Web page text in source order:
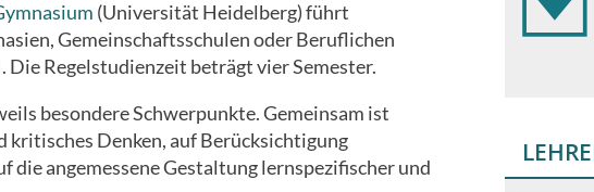
(Universität Heidelberg) führt
Gemeinschaftsschulen oder Beruflichen
Regelstudienzeit beträgt vier Semester.
besondere Schwerpunkte. Gemeinsam ist
kritisches Denken, auf Berücksichtigung
die angemessene Gestaltung lernspezifischer und